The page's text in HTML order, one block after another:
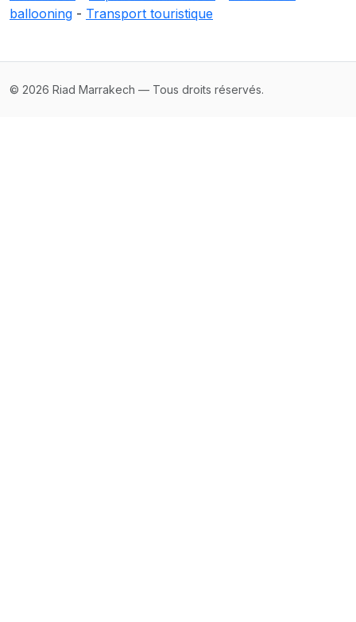
ballooning - Transport touristique
© 2026 Riad Marrakech — Tous droits réservés.